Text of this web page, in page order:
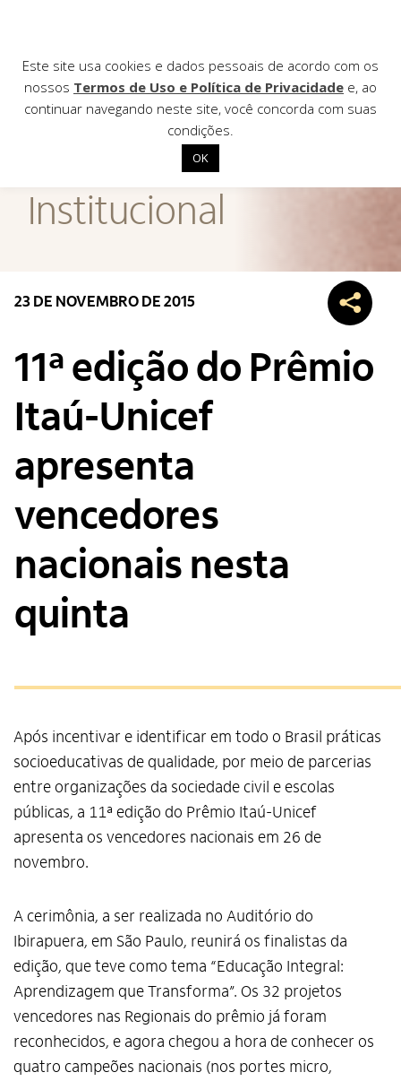
Institucional
Contato
Institucional
23 DE NOVEMBRO DE 2015
11ª edição do Prêmio
Itaú-Unicef
apresenta
vencedores
nacionais nesta
quinta
Após incentivar e identificar em todo o Brasil práticas
socioeducativas de qualidade, por meio de parcerias
entre organizações da sociedade civil e escolas
públicas, a 11ª edição do Prêmio Itaú-Unicef
apresenta os vencedores nacionais em 26 de
novembro.
A cerimônia, a ser realizada no Auditório do
Ibirapuera, em São Paulo, reunirá os finalistas da
edição, que teve como tema “Educação Integral:
Aprendizagem que Transforma”. Os 32 projetos
vencedores nas Regionais do prêmio já foram
reconhecidos, e agora chegou a hora de conhecer os
quatro campeões nacionais (nos portes micro,
Este site usa cookies e dados pessoais de acordo com os
nossos Termos de Uso e Política de Privacidade e, ao
continuar navegando neste site, você concorda com suas
condições.
OK